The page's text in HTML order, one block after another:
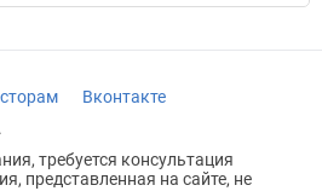
Вконтакте
требуется консультация
представленная на сайте, не